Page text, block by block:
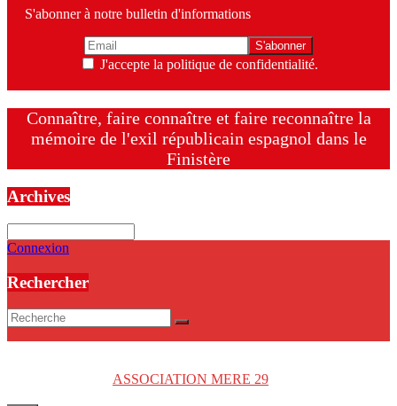
S'abonner à notre bulletin d'informations
J'accepte la politique de confidentialité.
Connaître, faire connaître et faire reconnaître la
mémoire de l'exil républicain espagnol dans le
Finistère
Archives
Connexion
Rechercher
ASSOCIATION MERE 29